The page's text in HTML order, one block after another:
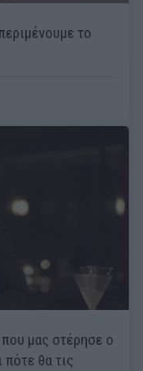
το
που μας στέρησε ο
θα τις